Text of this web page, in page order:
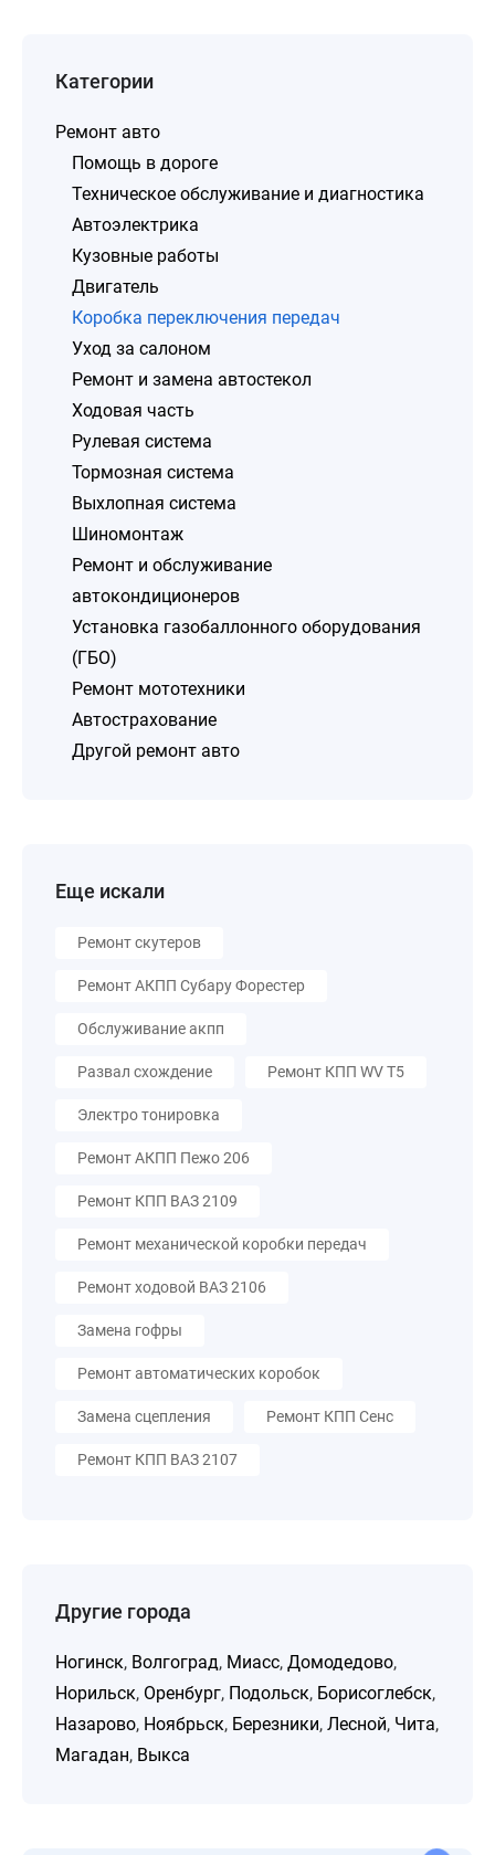
Категории
Ремонт авто
Помощь в дороге
Техническое обслуживание и диагностика
Автоэлектрика
Кузовные работы
Двигатель
Коробка переключения передач
Уход за салоном
Ремонт и замена автостекол
Ходовая часть
Рулевая система
Тормозная система
Выхлопная система
Шиномонтаж
Ремонт и обслуживание
автокондиционеров
Установка газобаллонного оборудования
(ГБО)
Ремонт мототехники
Автострахование
Другой ремонт авто
Еще искали
Ремонт скутеров
Ремонт АКПП Субару Форестер
Обслуживание акпп
Развал схождение Ремонт КПП WV T5
Электро тонировка
Ремонт АКПП Пежо 206
Ремонт КПП ВАЗ 2109
Ремонт механической коробки передач
Ремонт ходовой ВАЗ 2106
Замена гофры
Ремонт автоматических коробок
Замена сцепления Ремонт КПП Сенс
Ремонт КПП ВАЗ 2107
Другие города
Ногинск, Волгоград, Миасс, Домодедово,
Норильск, Оренбург, Подольск, Борисоглебск,
Назарово, Ноябрьск, Березники, Лесной, Чита,
Магадан, Выкса